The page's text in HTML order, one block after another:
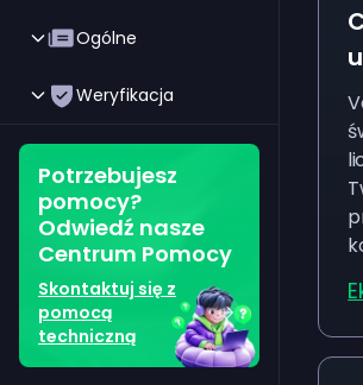
Ogólne
Weryfikacja
Potrzebujesz
pomocy?
Odwiedź nasze
Centrum Pomocy
Skontaktuj się z
pomocą
techniczną